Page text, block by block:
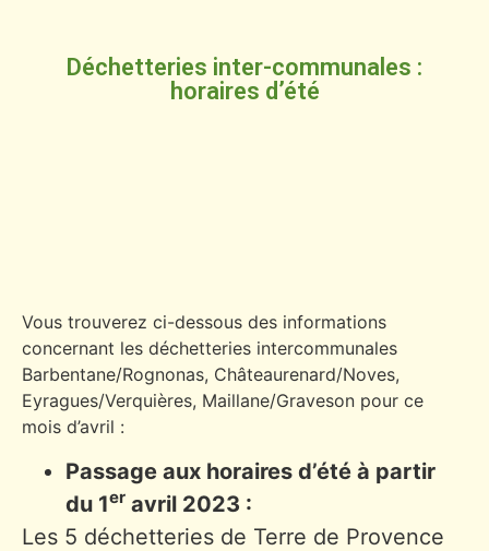
Déchetteries inter-communales :
horaires d’été
Vous trouverez ci-dessous des informations
concernant les déchetteries intercommunales
Barbentane/Rognonas, Châteaurenard/Noves,
Eyragues/Verquières, Maillane/Graveson pour ce
mois d’avril :
Passage aux horaires d’été à partir
du 1er avril 2023 :
Les 5 déchetteries de Terre de Provence